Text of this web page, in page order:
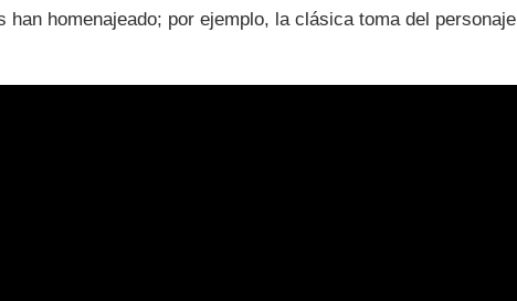
homenajeado; por ejemplo, la clásica toma del personaje